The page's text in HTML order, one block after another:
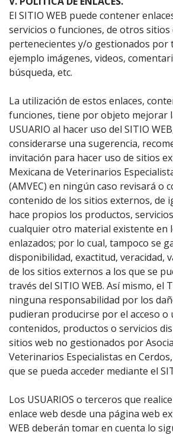
El SITIO WEB puede contener
servicios o funciones, de otros
pertenecientes y/o gestionados por
ejemplo imágenes, videos,
búsqueda, etc.
La utilización de estos enlaces,
funciones, tiene por objeto mejorar
USUARIO al hacer uso del SITIO
considerarse una sugerencia,
invitación para hacer uso de sitios
Mexicana de Veterinarios
(AMVEC) en ningún caso revisará o
contenido de los sitios externos, de
hace propios los productos,
cualquier otro material existente en
enlazados; por lo cual, tampoco se
disponibilidad, exactitud, veracidad,
de los sitios externos a los que se
través del SITIO WEB. Así mismo, el
ninguna responsabilidad por los
pudieran producirse por el acceso o
contenidos, productos o servicios
sitios web no gestionados por
Veterinarios Especialistas en Cerdos,
que se pueda acceder mediante el
Los USUARIOS o terceros que
enlace web desde una página web
WEB deberán tomar en cuenta lo